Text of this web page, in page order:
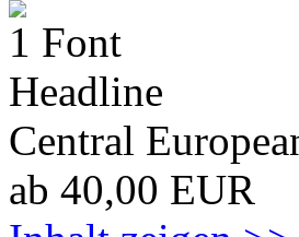
1 Font
Headline
Central
ab 40,00 EUR